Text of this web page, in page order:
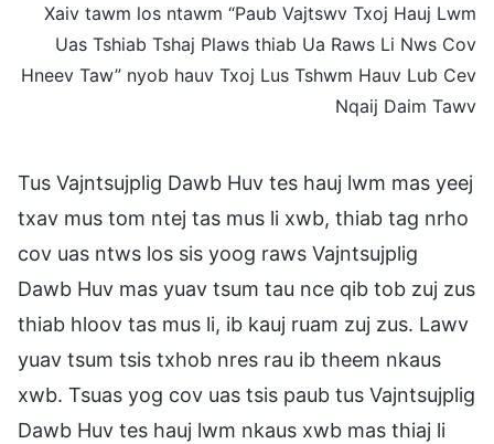
Xaiv tawm los ntawm “Paub Vajtswv Txoj Hauj Lwm
Uas Tshiab Tshaj Plaws thiab Ua Raws Li Nws Cov
Hneev Taw” nyob hauv Txoj Lus Tshwm Hauv Lub Cev
Nqaij Daim Tawv
Tus Vajntsujplig Dawb Huv tes hauj lwm mas yeej
txav mus tom ntej tas mus li xwb, thiab tag nrho
cov uas ntws los sis yoog raws Vajntsujplig
Dawb Huv mas yuav tsum tau nce qib tob zuj zus
thiab hloov tas mus li, ib kauj ruam zuj zus. Lawv
yuav tsum tsis txhob nres rau ib theem nkaus
xwb. Tsuas yog cov uas tsis paub tus Vajntsujplig
Dawb Huv tes hauj lwm nkaus xwb mas thiaj li